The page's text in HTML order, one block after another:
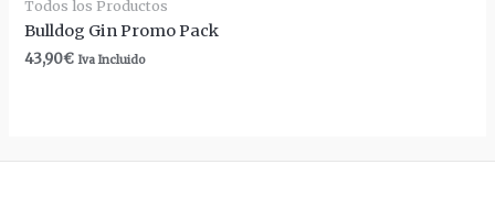
Todos los Productos
Bulldog Gin Promo Pack
43,90€ Iva Incluido